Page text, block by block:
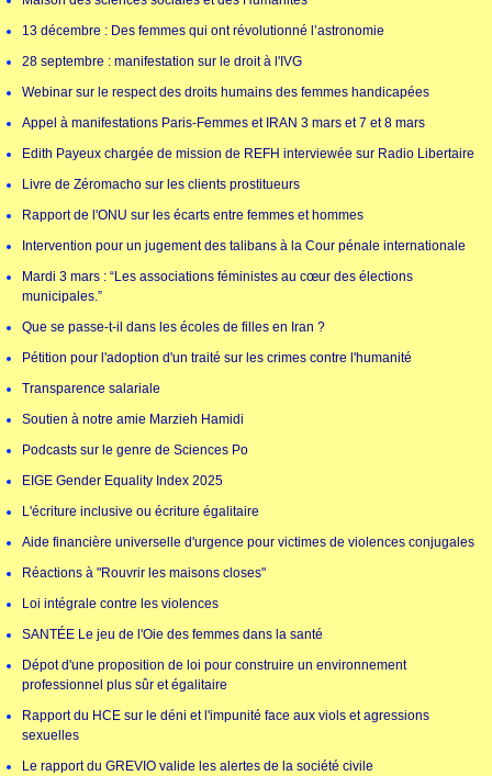
13 décembre : Des femmes qui ont révolutionné l’astronomie
28 septembre : manifestation sur le droit à l'IVG
Webinar sur le respect des droits humains des femmes handicapées
Appel à manifestations Paris-Femmes et IRAN 3 mars et 7 et 8 mars
Edith Payeux chargée de mission de REFH interviewée sur Radio Libertaire
Livre de Zéromacho sur les clients prostitueurs
Rapport de l'ONU sur les écarts entre femmes et hommes
Intervention pour un jugement des talibans à la Cour pénale internationale
Mardi 3 mars : “Les associations féministes au cœur des élections
municipales.”
Que se passe-t-il dans les écoles de filles en Iran ?
Pétition pour l'adoption d'un traité sur les crimes contre l'humanité
Transparence salariale
Soutien à notre amie Marzieh Hamidi
Podcasts sur le genre de Sciences Po
EIGE Gender Equality Index 2025
L'écriture inclusive ou écriture égalitaire
Aide financière universelle d'urgence pour victimes de violences conjugales
Réactions à "Rouvrir les maisons closes"
Loi intégrale contre les violences
SANTÉE Le jeu de l'Oie des femmes dans la santé
Dépot d'une proposition de loi pour construire un environnement
professionnel plus sûr et égalitaire
Rapport du HCE sur le déni et l'impunité face aux viols et agressions
sexuelles
Le rapport du GREVIO valide les alertes de la société civile